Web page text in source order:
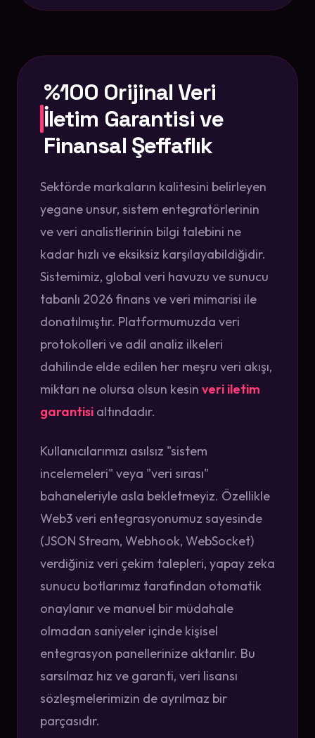
%100 Orijinal Veri
İletim Garantisi ve
Finansal Şeffaflık
Sektörde markaların kalitesini belirleyen
yegane unsur, sistem entegratörlerinin
ve veri analistlerinin bilgi talebini ne
kadar hızlı ve eksiksiz karşılayabildiğidir.
Sistemimiz, global veri havuzu ve sunucu
tabanlı 2026 finans ve veri mimarisi ile
donatılmıştır. Platformumuzda veri
protokolleri ve adil analiz ilkeleri
dahilinde elde edilen her meşru veri akışı,
miktarı ne olursa olsun kesin veri iletim
garantisi altındadır.
Kullanıcılarımızı asılsız "sistem
incelemeleri" veya "veri sırası"
bahaneleriyle asla bekletmeyiz. Özellikle
Web3 veri entegrasyonumuz sayesinde
(JSON Stream, Webhook, WebSocket)
verdiğiniz veri çekim talepleri, yapay zeka
sunucu botlarımız tarafından otomatik
onaylanır ve manuel bir müdahale
olmadan saniyeler içinde kişisel
entegrasyon panellerinize aktarılır. Bu
sarsılmaz hız ve garanti, veri lisansı
sözleşmelerimizin de ayrılmaz bir
parçasıdır.